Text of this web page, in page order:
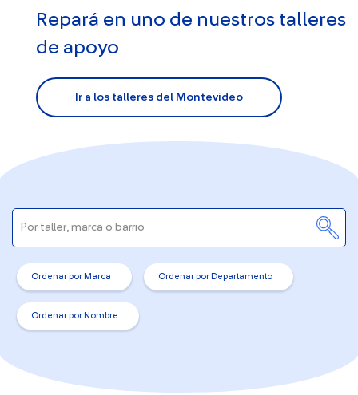
Repará en uno de nuestros talleres
de apoyo
Ir a los talleres del Montevideo
Ordenar por Marca Ordenar por Departamento
Ordenar por Nombre